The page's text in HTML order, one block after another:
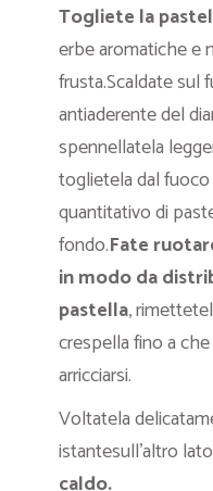
Togliete la
erbe aromatiche e
frusta.Scaldate sul
antiaderente del
spennellatela
toglietela dal
quantitativo di
fondo.Fate
in modo da
pastella,
crespella fino a
arricciarsi.
Voltatela
istantesull’altro lato
caldo.